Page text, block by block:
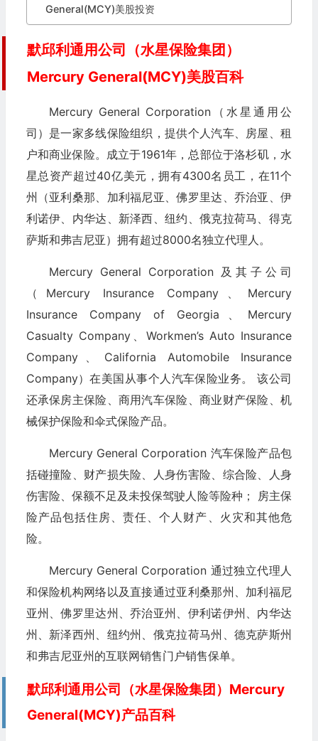
General(MCY)美股投资
默邱利通用公司（水星保险集团）
Mercury General(MCY)美股百科
Mercury General Corporation（水星通用公
司）是一家多线保险组织，提供个人汽车、房屋、租
户和商业保险。成立于1961年，总部位于洛杉矶，水
星总资产超过40亿美元，拥有4300名员工，在11个
州（亚利桑那、加利福尼亚、佛罗里达、乔治亚、伊
利诺伊、内华达、新泽西、纽约、俄克拉荷马、得克
萨斯和弗吉尼亚）拥有超过8000名独立代理人。
Mercury General Corporation 及其子公司
（Mercury Insurance Company、Mercury
Insurance Company of Georgia、Mercury
Casualty Company、Workmen’s Auto Insurance
Company、California Automobile Insurance
Company）在美国从事个人汽车保险业务。 该公司
还承保房主保险、商用汽车保险、商业财产保险、机
械保护保险和伞式保险产品。
Mercury General Corporation 汽车保险产品包
括碰撞险、财产损失险、人身伤害险、综合险、人身
伤害险、保额不足及未投保驾驶人险等险种； 房主保
险产品包括住房、责任、个人财产、火灾和其他危
险。
Mercury General Corporation 通过独立代理人
和保险机构网络以及直接通过亚利桑那州、加利福尼
亚州、佛罗里达州、乔治亚州、伊利诺伊州、内华达
州、新泽西州、纽约州、俄克拉荷马州、德克萨斯州
和弗吉尼亚州的互联网销售门户销售保单。
默邱利通用公司（水星保险集团）Mercury
General(MCY)产品百科